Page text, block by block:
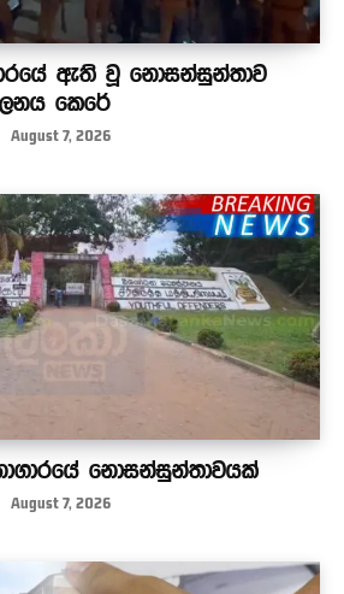
ඇති වූ නොසන්සුන්තාව
කෙරේ
August 7, 2026
නොසන්සුන්තාවයක්
August 7, 2026